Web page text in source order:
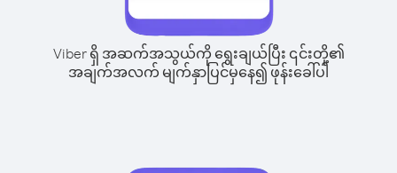
Viber ရှိ အဆက်အသွယ်ကို ရွေးချယ်ပြီး ၎င်းတို့၏
အချက်အလက် မျက်နှာပြင်မှနေ၍ ဖုန်းခေါ်ပါ